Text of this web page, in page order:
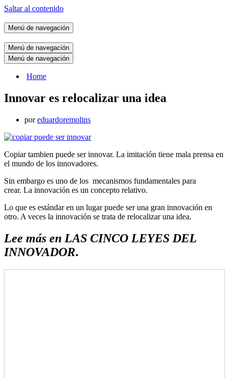
Saltar al contenido
Menú de navegación
Menú de navegación
Menú de navegación
Home
Innovar es relocalizar una idea
poreduardoremolins
Copiar tambien puede ser innovar. La imitación tiene mala prensa en
el mundo de los innovadores.
Sin embargo es uno de los mecanismos fundamentales para
crear. La innovación es un concepto relativo.
Lo que es estándar en un lugar puede ser una gran innovación en
otro. A veces la innovación se trata de relocalizar una idea.
Lee más en LAS CINCO LEYES DEL
INNOVADOR.